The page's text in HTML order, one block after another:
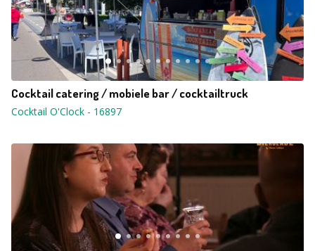
Cocktail catering / mobiele bar / cocktailtruck
Cocktail O'Clock - 16897